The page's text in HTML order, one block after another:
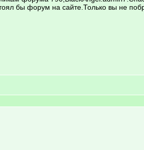
бы форум на сайте.Только вы не